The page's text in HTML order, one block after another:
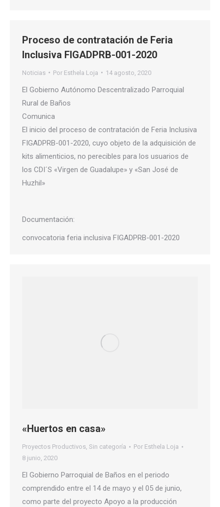
Proceso de contratación de Feria
Inclusiva FIGADPRB-001-2020
Noticias Por Esthela Loja 14 agosto, 2020
El Gobierno Autónomo Descentralizado Parroquial
Rural de Baños
Comunica
El inicio del proceso de contratación de Feria Inclusiva
FIGADPRB-001-2020, cuyo objeto de la adquisición de
kits alimenticios, no perecibles para los usuarios de
los CDI´S «Virgen de Guadalupe» y «San José de
Huzhil»
Documentación:
convocatoria feria inclusiva FIGADPRB-001-2020
«Huertos en casa»
Proyectos Productivos, Sin categoría Por Esthela Loja
8 junio, 2020
El Gobierno Parroquial de Baños en el periodo
comprendido entre el 14 de mayo y el 05 de junio,
como parte del proyecto Apoyo a la producción